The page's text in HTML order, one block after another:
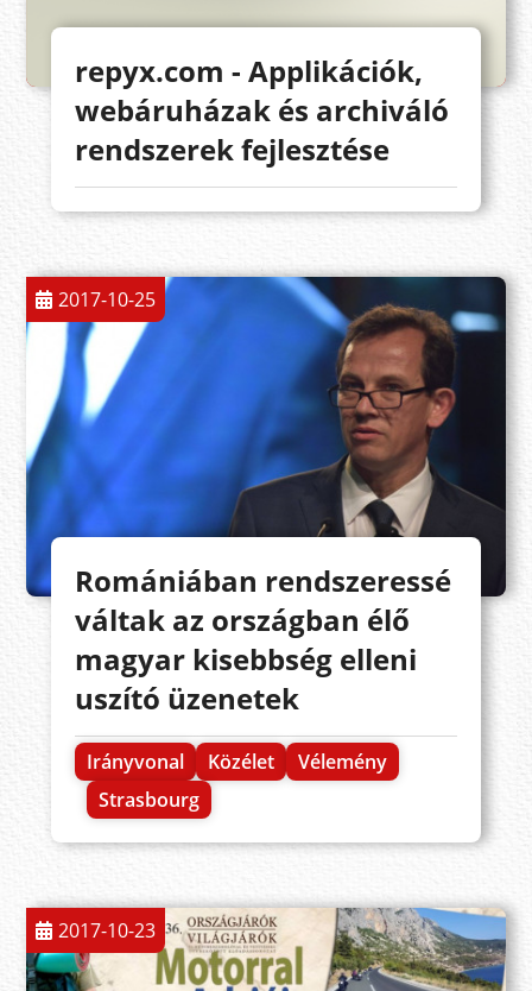
repyx.com - Applikációk,
webáruházak és archiváló
rendszerek fejlesztése
2017-10-25
Romániában rendszeressé
váltak az országban élő
magyar kisebbség elleni
uszító üzenetek
Irányvonal Közélet
Vélemény
Strasbourg
2017-10-23